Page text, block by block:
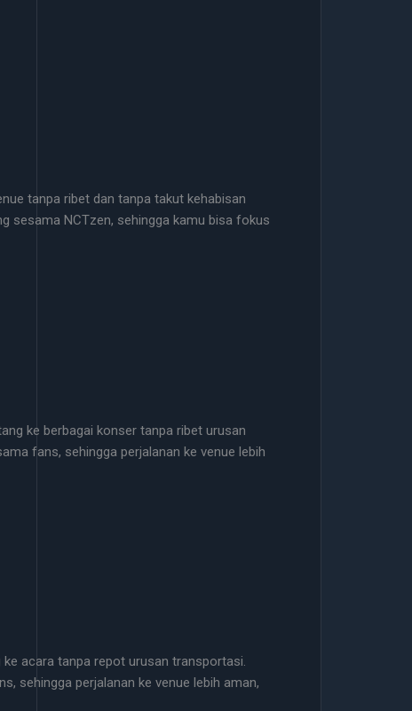
tanpa ribet dan tanpa takut kehabisan
sesama NCTzen, sehingga kamu bisa fokus
ke berbagai konser tanpa ribet urusan
fans, sehingga perjalanan ke venue lebih
ke acara tanpa repot urusan transportasi.
sehingga perjalanan ke venue lebih aman,